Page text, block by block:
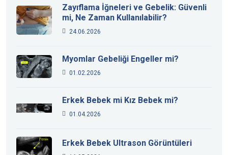
Zayıflama İğneleri ve Gebelik: Güvenli
mi, Ne Zaman Kullanılabilir?
24.06.2026
Myomlar Gebeliği Engeller mi?
01.02.2026
Erkek Bebek mi Kız Bebek mi?
01.04.2026
Erkek Bebek Ultrason Görüntüleri